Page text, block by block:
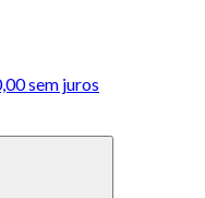
sem juros